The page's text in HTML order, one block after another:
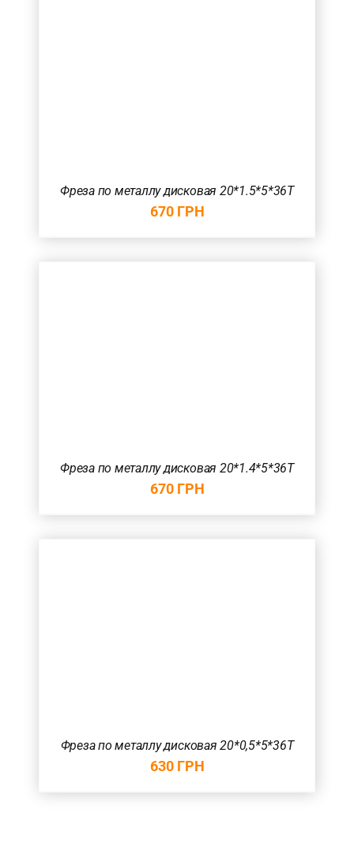
Фреза по металлу дисковая 20*1.5*5*36T
670 ГРН
Фреза по металлу дисковая 20*1.4*5*36T
670 ГРН
Фреза по металлу дисковая 20*0,5*5*36T
630 ГРН